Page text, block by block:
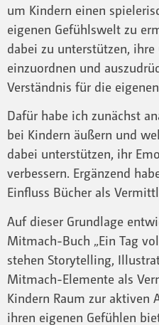
um Kindern einen
eigenen Gefühlswelt zu
dabei zu unterstützen,
einzuordnen und
Verständnis für die
Dafür habe ich zunächst
bei Kindern äußern und
dabei unterstützen, ihr
verbessern. Ergänzend
Einfluss Bücher als
Auf dieser Grundlage
Mitmach-Buch „Ein Tag
stehen Storytelling,
Mitmach-Elemente als
Kindern Raum zur aktiven
ihren eigenen Gefühlen